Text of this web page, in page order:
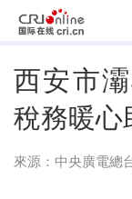
西安市
稅務暖心
來源： 中央廣電總